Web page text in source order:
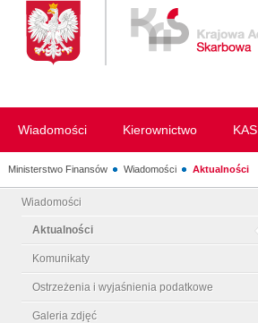
Wiadomości Kierownictwo KAS
Ministerstwo Finansów Wiadomości Aktualności
Wiadomości
Aktualności
Komunikaty
Ostrzeżenia i wyjaśnienia podatkowe
Galeria zdjęć